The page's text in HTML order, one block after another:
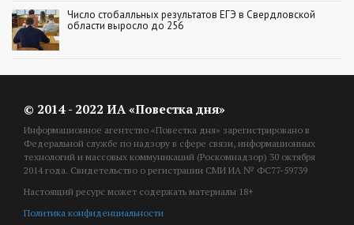
Число стобалльных результатов ЕГЭ в Свердловской
области выросло до 256
© 2014 - 2022 ИА «Повестка дня»
Информационное агентство «Повестка дня» зарегистрировано в
Федеральной службе по надзору в сфере связи, информационных
технологий и массовых коммуникаций (Роскомнадзор) 30 октября
2014 года. Свидетельство о регистрации СМИ ИА № ФС77-59739
Настоящий ресурс может содержать материалы 18+
Политика конфиденциальности